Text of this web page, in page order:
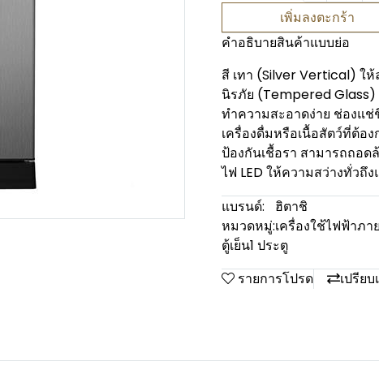
เพิ่มลงตะกร้า
คำอธิบายสินค้าแบบย่อ
สี เทา (Silver Vertical) ใ
นิรภัย (Tempered Glass)
ทำความสะอาดง่าย ช่องแ
เครื่องดื่มหรือเนื้อสัตว์ที่ต้อ
ป้องกันเชื้อรา สามารถถอ
ไฟ LED ให้ความสว่างทั่วถึ
แบรนด์:
ฮิตาชิ
หมวดหมู่:เครื่องใช้ไฟฟ้าภา
ตู้เย็น1 ประตู
รายการโปรด
เปรียบ